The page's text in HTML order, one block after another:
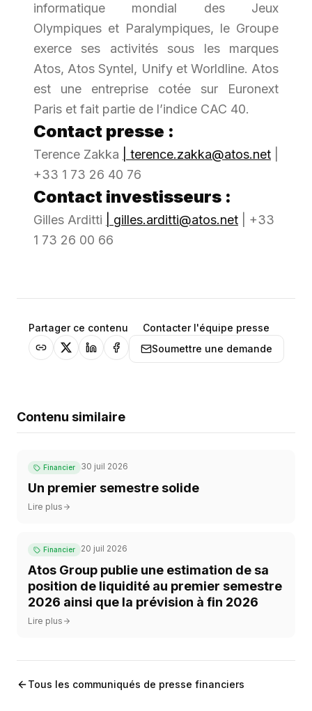
informatique mondial des Jeux
Olympiques et Paralympiques, le Groupe
exerce ses activités sous les marques
Atos, Atos Syntel, Unify et Worldline. Atos
est une entreprise cotée sur Euronext
Paris et fait partie de l’indice CAC 40.
Contact presse :
Terence Zakka | terence.zakka@atos.net
+33 1 73 26 40 76
Contact investisseurs :
Gilles Arditti | gilles.arditti@atos.net | +33
1 73 26 00 66
Partager ce contenu
Contacter l'équipe presse
Soumettre une demande
Contenu similaire
Financier 30 juil 2026
Un premier semestre solide
Lire plus
Financier 20 juil 2026
Atos Group publie une estimation de sa
position de liquidité au premier semestre
2026 ainsi que la prévision à fin 2026
Lire plus
Tous les communiqués de presse financiers